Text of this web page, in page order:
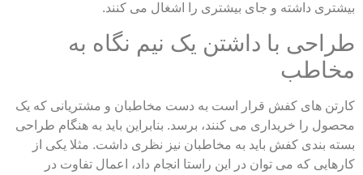
داشته و جای بیشتری را اشغال می کنند.
با داشتن یک نیم نگاه به
های کفش قرار است به دست مخاطبان و مشتریانی که یک
را خریداری می کنند، برسد. بنابراین باید به هنگام طراحی
بندی کفش باید به مخاطبان نیز نظری داشت. مثلا یکی از
که می توان در این راستا انجام داد، اعمال تفاوت در